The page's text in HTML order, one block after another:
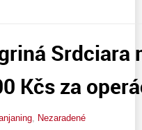
Srdciara
Kčs za
Nezaradené